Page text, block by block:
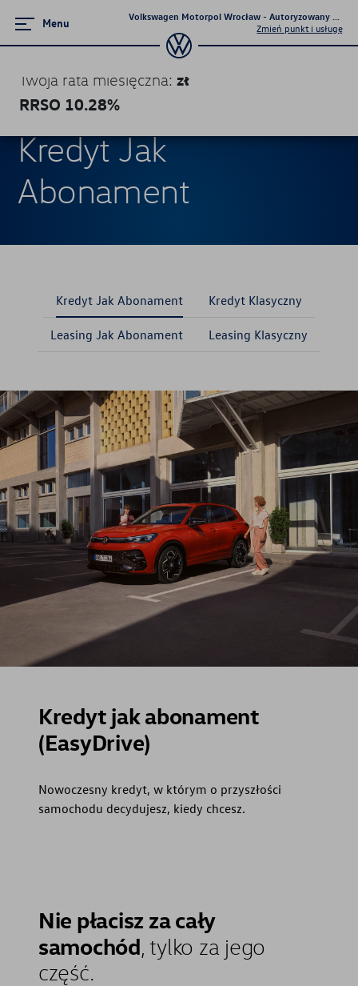
Menu
Volkswagen Motorpol Wrocław - Autoryzowany
Zmień punkt i usługę
Produkty finansowe
Kredyt Jak Abonament
Kredyt Klasyczny
Produkty finansowe
Kredyt Jak
Abonament
Kredyt Jak Abonament Kredyt Klasyczny
Leasing Jak Abonament Leasing Klasyczny
Kredyt jak abonament
(EasyDrive)
Nowoczesny kredyt, w którym o przyszłości
samochodu decydujesz, kiedy chcesz.
Nie płacisz za cały
samochód, tylko za jego
część.
Twoja rata miesięczna: zł
RRSO 10.28%